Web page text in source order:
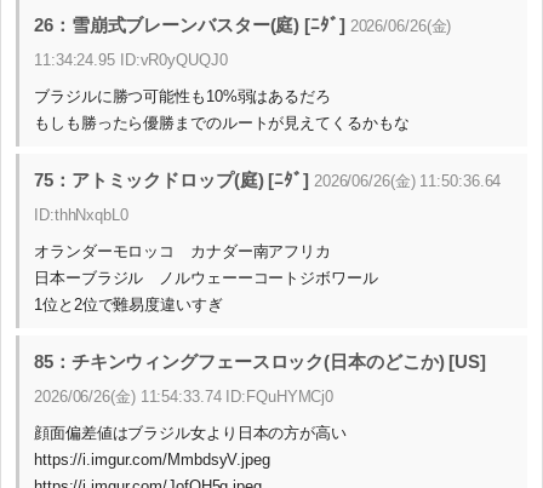
26：雪崩式ブレーンバスター(庭) [ﾆﾀﾞ] 2026/06/26(金)
11:34:24.95 ID:vR0yQUQJ0
ブラジルに勝つ可能性も10%弱はあるだろ
もしも勝ったら優勝までのルートが見えてくるかもな
75：アトミックドロップ(庭) [ﾆﾀﾞ] 2026/06/26(金) 11:50:36.64
ID:thhNxqbL0
オランダーモロッコ カナダー南アフリカ
日本ーブラジル ノルウェーーコートジボワール
1位と2位で難易度違いすぎ
85：チキンウィングフェースロック(日本のどこか) [US]
2026/06/26(金) 11:54:33.74 ID:FQuHYMCj0
顔面偏差値はブラジル女より日本の方が高い
https://i.imgur.com/MmbdsyV.jpeg